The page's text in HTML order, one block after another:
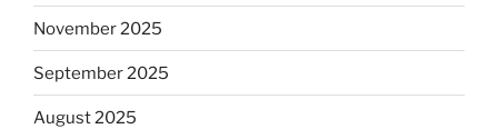
November 2025
September 2025
August 2025